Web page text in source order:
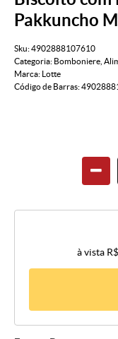
Pakkuncho
Sku:4902888107610
Categoria: Bomboniere
Marca:
Lotte
Código de Barras:
à vista